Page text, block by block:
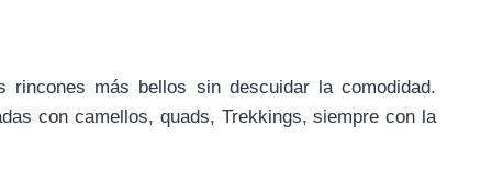
más bellos sin descuidar la comodidad.
con camellos, quads, Trekkings, siempre con la